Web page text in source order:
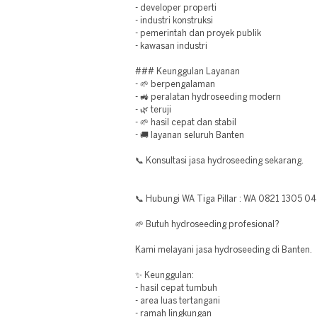
- developer properti
- industri konstruksi
- pemerintah dan proyek publik
- kawasan industri
### Keunggulan Layanan
- 🌱 berpengalaman
- 🚜 peralatan hydroseeding modern
- 🌿 teruji
- 🌱 hasil cepat dan stabil
- 🚚 layanan seluruh Banten
📞 Konsultasi jasa hydroseeding sekarang.
📞 Hubungi WA Tiga Pillar : WA 0821 1305
🌱 Butuh hydroseeding profesional?
Kami melayani jasa hydroseeding di Banten.
✨ Keunggulan:
- hasil cepat tumbuh
- area luas tertangani
- ramah lingkungan